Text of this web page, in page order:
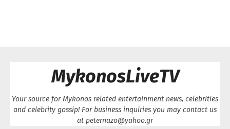
MykonosLiveTV
Your source for Mykonos related entertainment news, celebrities
and celebrity gossip! For business inquiries you may contact us
at peternazo@yahoo.gr